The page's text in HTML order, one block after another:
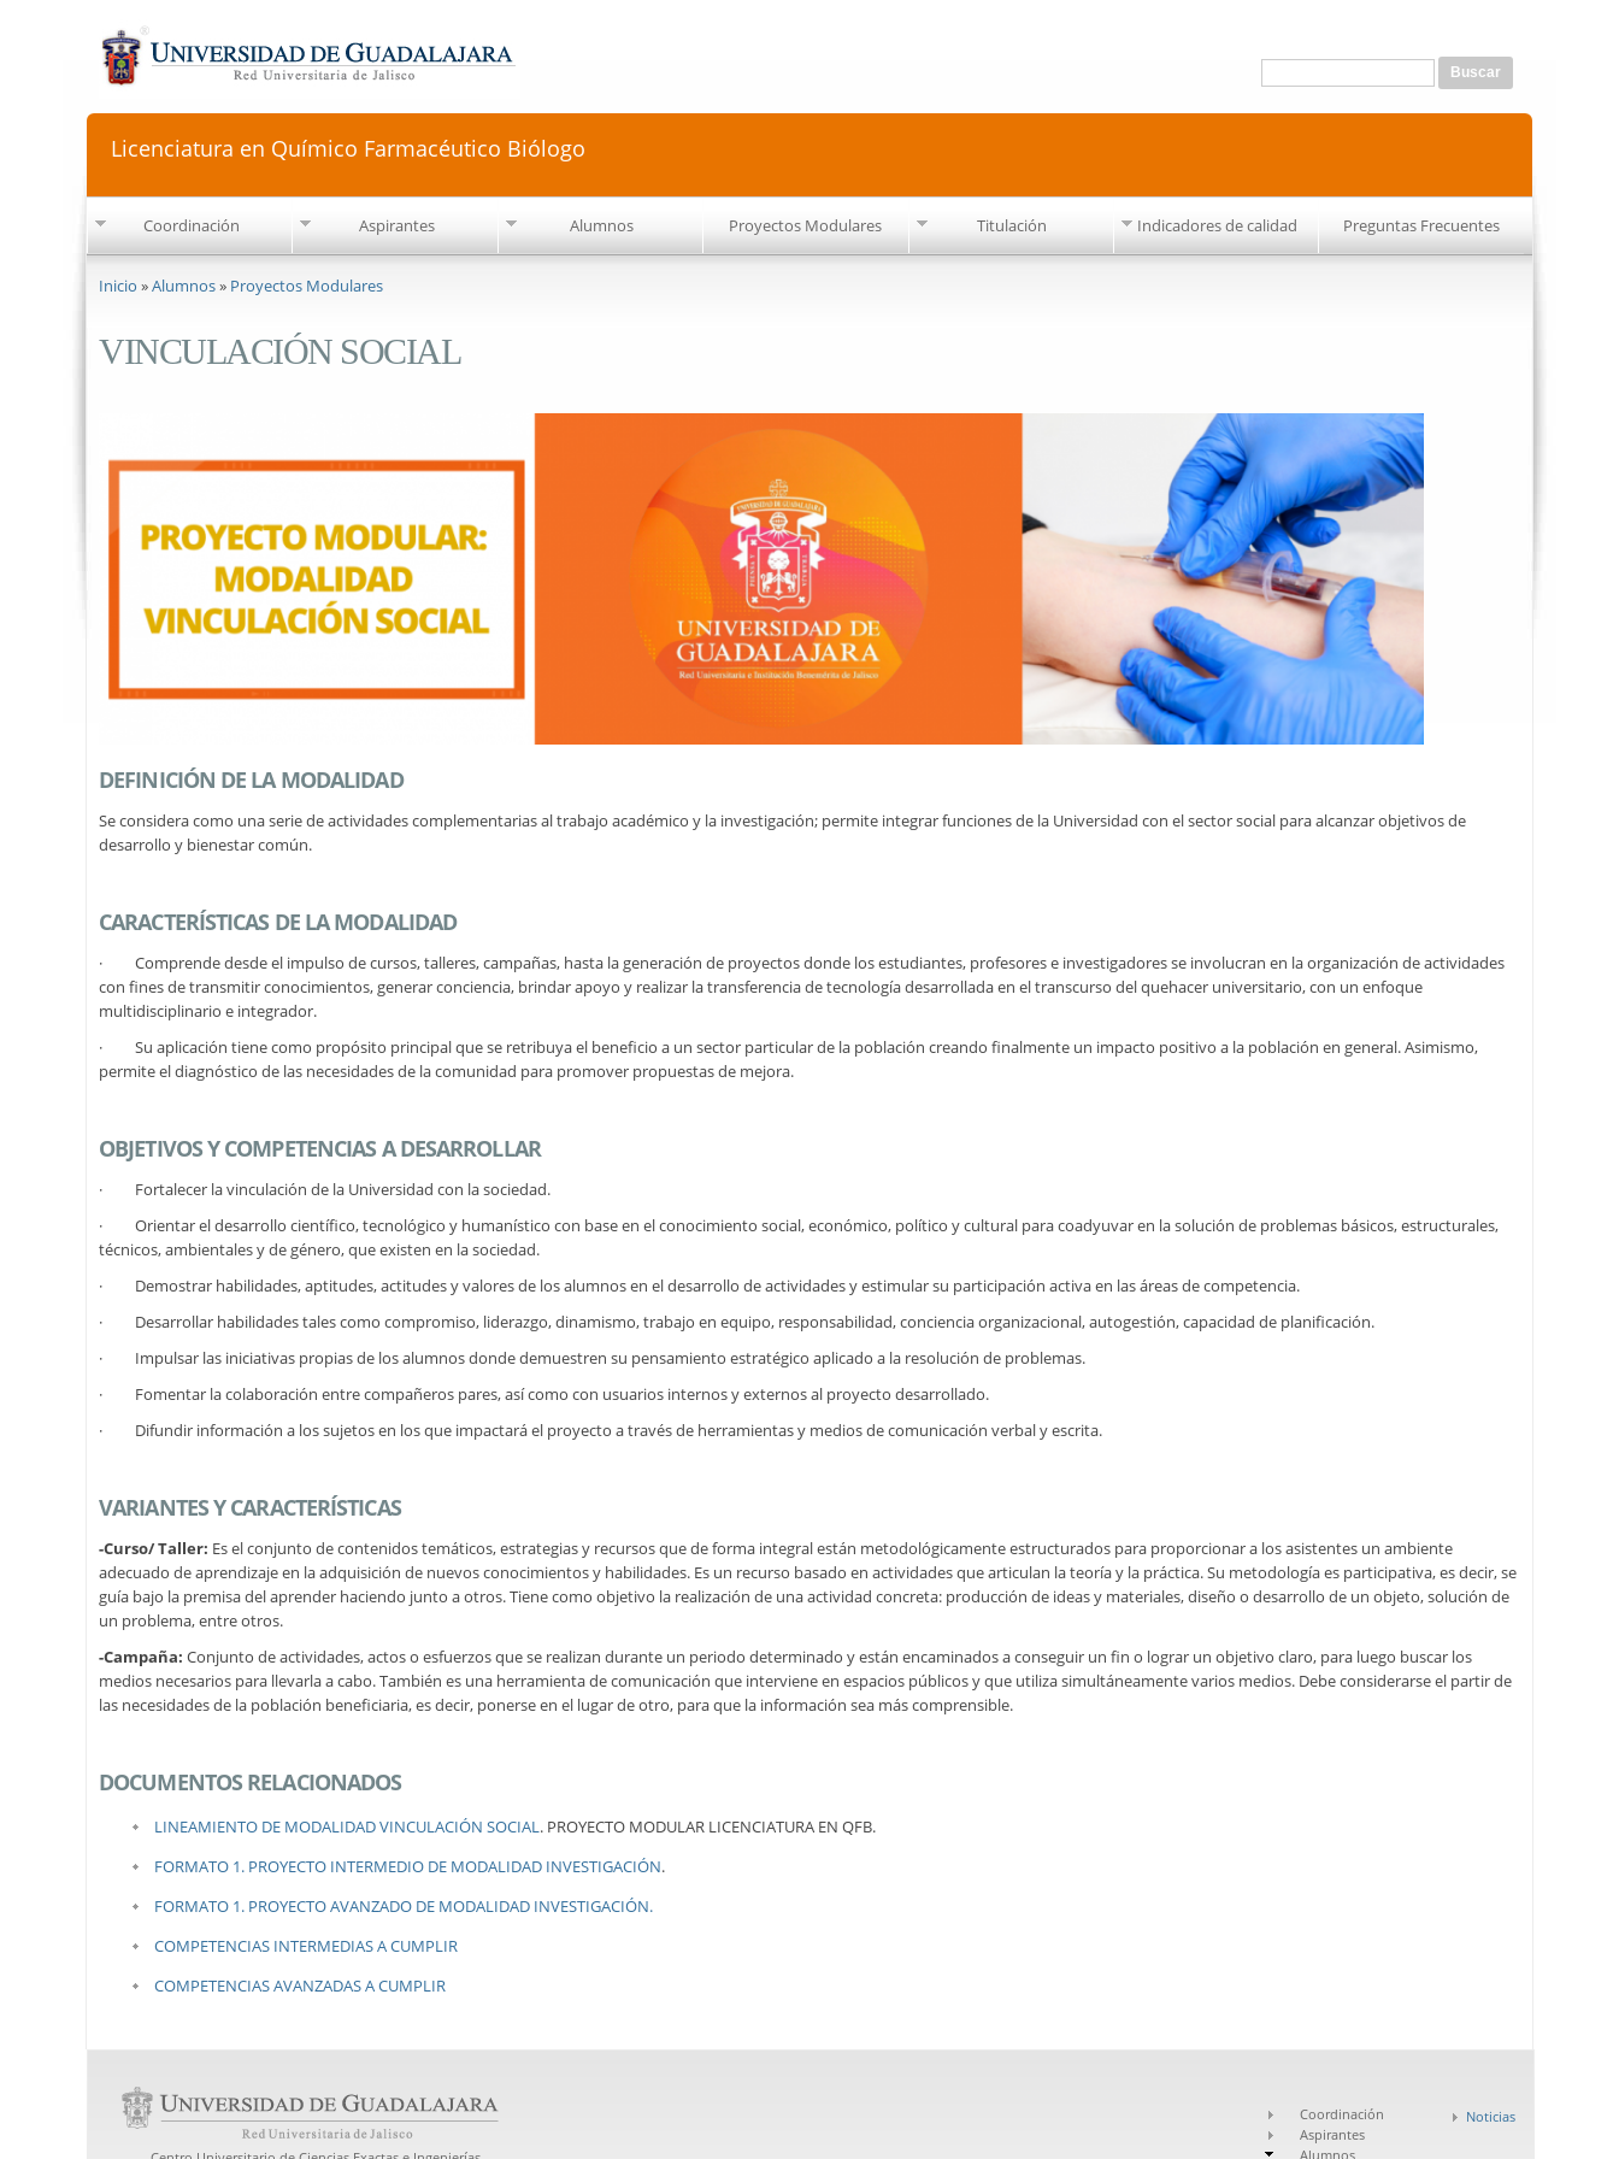
Licenciatura en Químico Farmacéutico Biólogo
Coordinación Aspirantes Alumnos Proyectos Modulares Titulación Indicadores de calidad Preguntas Frecuentes
Inicio »Alumnos» Proyectos Modulares
VINCULACIÓN SOCIAL
DEFINICIÓN DE LA MODALIDAD
Se considera como una serie de actividades complementarias al trabajo académico y la investigación; permite integrar funciones de la Universidad con el sector social para alcanzar objetivos de
desarrollo y bienestar común.
CARACTERÍSTICAS DE LA MODALIDAD
· Comprende desde el impulso de cursos, talleres, campañas, hasta la generación de proyectos donde los estudiantes, profesores e investigadores se involucran en la organización de actividades
con fines de transmitir conocimientos, generar conciencia, brindar apoyo y realizar la transferencia de tecnología desarrollada en el transcurso del quehacer universitario, con un enfoque
multidisciplinario e integrador.
· Su aplicación tiene como propósito principal que se retribuya el beneficio a un sector particular de la población creando finalmente un impacto positivo a la población en general. Asimismo,
permite el diagnóstico de las necesidades de la comunidad para promover propuestas de mejora.
OBJETIVOS Y COMPETENCIAS A DESARROLLAR
· Fortalecer la vinculación de la Universidad con la sociedad.
· Orientar el desarrollo científico, tecnológico y humanístico con base en el conocimiento social, económico, político y cultural para coadyuvar en la solución de problemas básicos, estructurales,
técnicos, ambientales y de género, que existen en la sociedad.
· Demostrar habilidades, aptitudes, actitudes y valores de los alumnos en el desarrollo de actividades y estimular su participación activa en las áreas de competencia.
· Desarrollar habilidades tales como compromiso, liderazgo, dinamismo, trabajo en equipo, responsabilidad, conciencia organizacional, autogestión, capacidad de planificación.
· Impulsar las iniciativas propias de los alumnos donde demuestren su pensamiento estratégico aplicado a la resolución de problemas.
· Fomentar la colaboración entre compañeros pares, así como con usuarios internos y externos al proyecto desarrollado.
· Difundir información a los sujetos en los que impactará el proyecto a través de herramientas y medios de comunicación verbal y escrita.
VARIANTES Y CARACTERÍSTICAS
-Curso/ Taller: Es el conjunto de contenidos temáticos, estrategias y recursos que de forma integral están metodológicamente estructurados para proporcionar a los asistentes un ambiente
adecuado de aprendizaje en la adquisición de nuevos conocimientos y habilidades. Es un recurso basado en actividades que articulan la teoría y la práctica. Su metodología es participativa, es decir, se
guía bajo la premisa del aprender haciendo junto a otros. Tiene como objetivo la realización de una actividad concreta: producción de ideas y materiales, diseño o desarrollo de un objeto, solución de
un problema, entre otros.
-Campaña: Conjunto de actividades, actos o esfuerzos que se realizan durante un periodo determinado y están encaminados a conseguir un fin o lograr un objetivo claro, para luego buscar los
medios necesarios para llevarla a cabo. También es una herramienta de comunicación que interviene en espacios públicos y que utiliza simultáneamente varios medios. Debe considerarse el partir de
las necesidades de la población beneficiaria, es decir, ponerse en el lugar de otro, para que la información sea más comprensible.
DOCUMENTOS RELACIONADOS
LINEAMIENTO DE MODALIDAD VINCULACIÓN SOCIAL. PROYECTO MODULAR LICENCIATURA EN QFB.
FORMATO 1. PROYECTO INTERMEDIO DE MODALIDAD INVESTIGACIÓN.
FORMATO 1. PROYECTO AVANZADO DE MODALIDAD INVESTIGACIÓN.
COMPETENCIAS INTERMEDIAS A CUMPLIR
COMPETENCIAS AVANZADAS A CUMPLIR
Noticias
Coordinación
Aspirantes
Alumnos